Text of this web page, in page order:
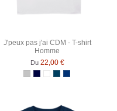
J'peux pas j'ai CDM - T-shirt
Homme
Du 22,00 €
Gris Chiné
Bleu Marine
BlancDenimBleu Marine